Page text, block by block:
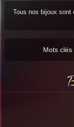
Tous nos bijoux sont
Mots clés